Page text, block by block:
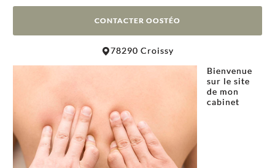
CONTACTER OOSTÉO
+
78290 Croissy
Bienvenue
sur le site
de mon
cabinet